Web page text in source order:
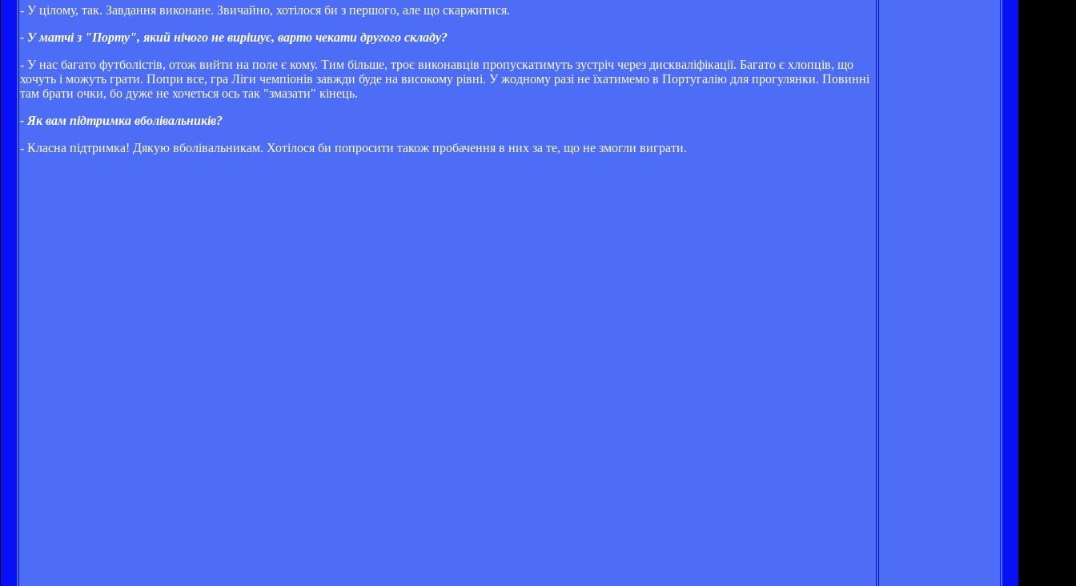
- У цілому, так. Завдання виконане. Звичайно, хотілося би з першого, але що скаржитися.
- У матчі з "Порту", який нічого не вирішує, варто чекати другого складу?
- У нас багато футболістів, отож вийти на поле є кому. Тим більше, троє виконавців пропускатимуть зустріч через дискваліфікації. Багато є хлопців, що
хочуть і можуть грати. Попри все, гра Ліги чемпіонів завжди буде на високому рівні. У жодному разі не їхатимемо в Португалію для прогулянки. Повинні
там брати очки, бо дуже не хочеться ось так "змазати" кінець.
- Як вам підтримка вболівальників?
- Класна підтримка! Дякую вболівальникам. Хотілося би попросити також пробачення в них за те, що не змогли виграти.